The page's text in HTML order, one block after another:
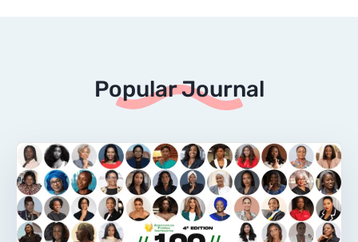
Popular Journal